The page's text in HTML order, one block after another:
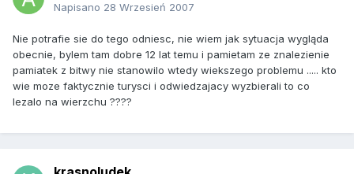
Napisano 28 Wrzesień 2007
Nie potrafie sie do tego odniesc, nie wiem jak sytuacja wygląda
obecnie, bylem tam dobre 12 lat temu i pamietam ze znalezienie
pamiatek z bitwy nie stanowilo wtedy wiekszego problemu ..... kto
wie moze faktycznie turysci i odwiedzajacy wyzbierali to co
lezalo na wierzchu ????